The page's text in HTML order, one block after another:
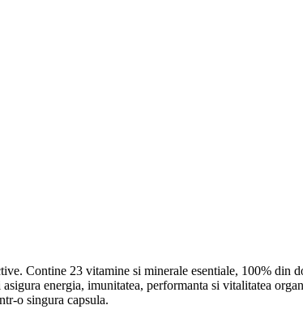
Contine 23 vitamine si minerale esentiale, 100%
energia, imunitatea, performanta si vitalitatea
o singura capsula.